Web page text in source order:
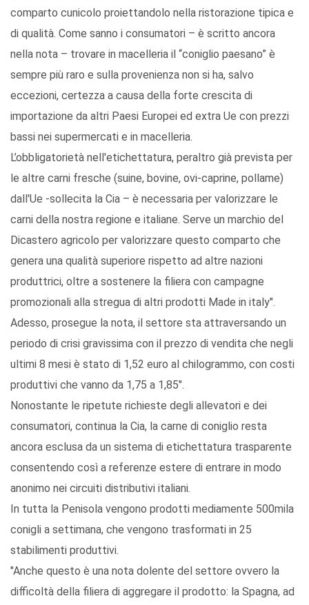
comparto cunicolo proiettandolo nella ristorazione tipica e
di qualità. Come sanno i consumatori – è scritto ancora
nella nota – trovare in macelleria il “coniglio paesano” è
sempre più raro e sulla provenienza non si ha, salvo
eccezioni, certezza a causa della forte crescita di
importazione da altri Paesi Europei ed extra Ue con prezzi
bassi nei supermercati e in macelleria.
L’obbligatorietà nell'etichettatura, peraltro già prevista per
le altre carni fresche (suine, bovine, ovi-caprine, pollame)
dall'Ue -sollecita la Cia – è necessaria per valorizzare le
carni della nostra regione e italiane. Serve un marchio del
Dicastero agricolo per valorizzare questo comparto che
genera una qualità superiore rispetto ad altre nazioni
produttrici, oltre a sostenere la filiera con campagne
promozionali alla stregua di altri prodotti Made in italy".
Adesso, prosegue la nota, il settore sta attraversando un
periodo di crisi gravissima con il prezzo di vendita che negli
ultimi 8 mesi è stato di 1,52 euro al chilogrammo, con costi
produttivi che vanno da 1,75 a 1,85".
Nonostante le ripetute richieste degli allevatori e dei
consumatori, continua la Cia, la carne di coniglio resta
ancora esclusa da un sistema di etichettatura trasparente
consentendo così a referenze estere di entrare in modo
anonimo nei circuiti distributivi italiani.
In tutta la Penisola vengono prodotti mediamente 500mila
conigli a settimana, che vengono trasformati in 25
stabilimenti produttivi.
"Anche questo è una nota dolente del settore ovvero la
difficoltà della filiera di aggregare il prodotto: la Spagna, ad